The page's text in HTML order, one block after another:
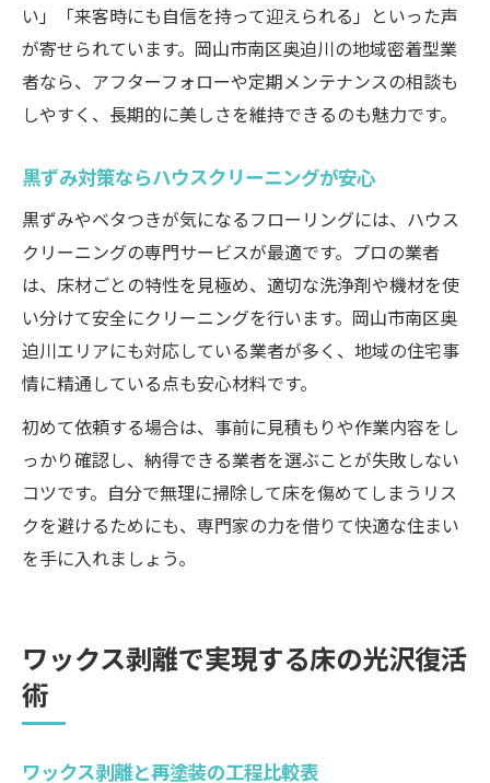
い」「来客時にも自信を持って迎えられる」といった声
が寄せられています。岡山市南区奥迫川の地域密着型業
者なら、アフターフォローや定期メンテナンスの相談も
しやすく、長期的に美しさを維持できるのも魅力です。
黒ずみ対策ならハウスクリーニングが安心
黒ずみやベタつきが気になるフローリングには、ハウス
クリーニングの専門サービスが最適です。プロの業者
は、床材ごとの特性を見極め、適切な洗浄剤や機材を使
い分けて安全にクリーニングを行います。岡山市南区奥
迫川エリアにも対応している業者が多く、地域の住宅事
情に精通している点も安心材料です。
初めて依頼する場合は、事前に見積もりや作業内容をし
っかり確認し、納得できる業者を選ぶことが失敗しない
コツです。自分で無理に掃除して床を傷めてしまうリス
クを避けるためにも、専門家の力を借りて快適な住まい
を手に入れましょう。
ワックス剥離で実現する床の光沢復活
術
ワックス剥離と再塗装の工程比較表